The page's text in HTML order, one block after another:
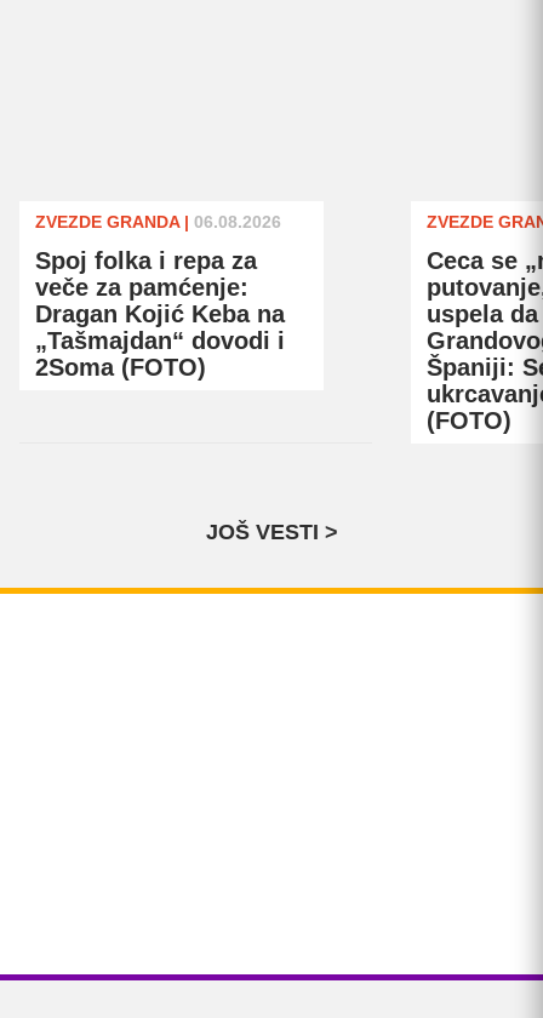
ZVEZDE GRANDA| 06.08.2026
Spoj folka i repa za
veče za pamćenje:
Dragan Kojić Keba na
„Tašmajdan“ dovodi i
2Soma (FOTO)
ZVEZDE
Ceca se
uspela
Španiji:
(FOTO)
JOŠ VESTI >